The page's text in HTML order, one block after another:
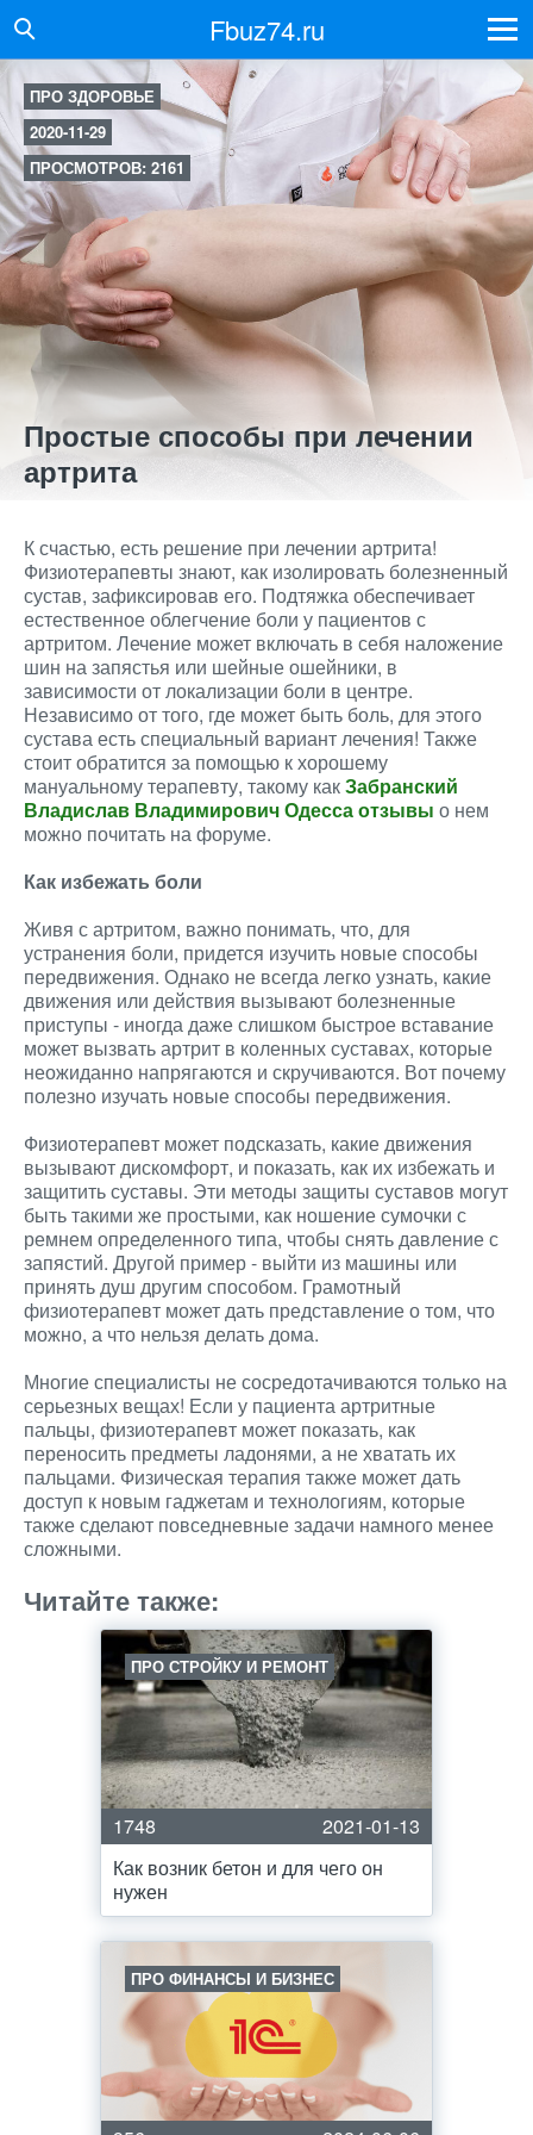
Fbuz74.ru
ПРО ЗДОРОВЬЕ
2020-11-29
ПРОСМОТРОВ: 2161
Простые способы при лечении
артрита
К счастью, есть решение при лечении артрита!
Физиотерапевты знают, как изолировать болезненный
сустав, зафиксировав его. Подтяжка обеспечивает
естественное облегчение боли у пациентов с
артритом. Лечение может включать в себя наложение
шин на запястья или шейные ошейники, в
зависимости от локализации боли в центре.
Независимо от того, где может быть боль, для этого
сустава есть специальный вариант лечения! Также
стоит обратится за помощью к хорошему
мануальному терапевту, такому какЗабранский
Владислав Владимирович Одесса отзывы о нем
можно почитать на форуме.
Как избежать боли
Живя с артритом, важно понимать, что, для
устранения боли, придется изучить новые способы
передвижения. Однако не всегда легко узнать, какие
движения или действия вызывают болезненные
приступы - иногда даже слишком быстрое вставание
может вызвать артрит в коленных суставах, которые
неожиданно напрягаются и скручиваются. Вот почему
полезно изучать новые способы передвижения.
Физиотерапевт может подсказать, какие движения
вызывают дискомфорт, и показать, как их избежать и
защитить суставы. Эти методы защиты суставов могут
быть такими же простыми, как ношение сумочки с
ремнем определенного типа, чтобы снять давление с
запястий. Другой пример - выйти из машины или
принять душ другим способом. Грамотный
физиотерапевт может дать представление о том, что
можно, а что нельзя делать дома.
Многие специалисты не сосредотачиваются только на
серьезных вещах! Если у пациента артритные
пальцы, физиотерапевт может показать, как
переносить предметы ладонями, а не хватать их
пальцами. Физическая терапия также может дать
доступ к новым гаджетам и технологиям, которые
также сделают повседневные задачи намного менее
сложными.
Читайте также:
ПРО СТРОЙКУ И РЕМОНТ
1748
2021-01-13
Как возник бетон и для чего он
нужен
ПРО ФИНАНСЫ И БИЗНЕС